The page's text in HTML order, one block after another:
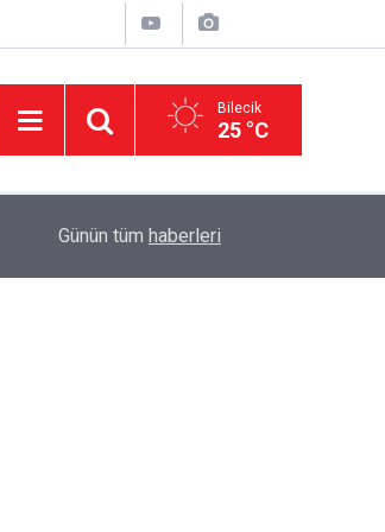
Bilecik
25 °C
Yeni Yapılan Parkın Korkulukları Kırıldı
Günün tüm haberleri